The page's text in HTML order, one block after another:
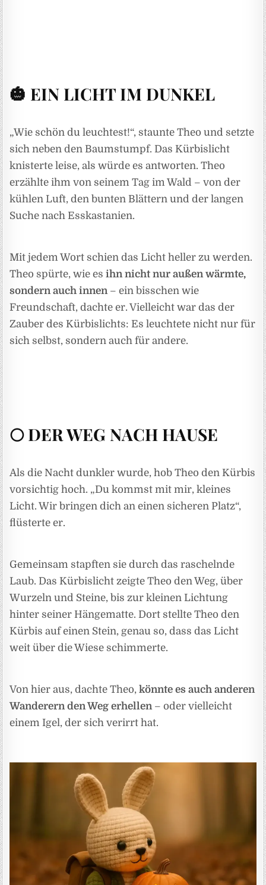
🎃 EIN LICHT IM DUNKEL
„Wie schön du leuchtest!“, staunte Theo und setzte
sich neben den Baumstumpf. Das Kürbislicht
knisterte leise, als würde es antworten. Theo
erzählte ihm von seinem Tag im Wald – von der
kühlen Luft, den bunten Blättern und der langen
Suche nach Esskastanien.
Mit jedem Wort schien das Licht heller zu werden.
Theo spürte, wie esihn nicht nur außen wärmte,
sondern auch innen– ein bisschen wie
Freundschaft, dachte er. Vielleicht war das der
Zauber des Kürbislichts: Es leuchtete nicht nur für
sich selbst, sondern auch für andere.
🌕 DER WEG NACH HAUSE
Als die Nacht dunkler wurde, hob Theo den Kürbis
vorsichtig hoch. „Du kommst mit mir, kleines
Licht. Wir bringen dich an einen sicheren Platz“,
flüsterte er.
Gemeinsam stapften sie durch das raschelnde
Laub. Das Kürbislicht zeigte Theo den Weg, über
Wurzeln und Steine, bis zur kleinen Lichtung
hinter seiner Hängematte. Dort stellte Theo den
Kürbis auf einen Stein, genau so, dass das Licht
weit über die Wiese schimmerte.
Von hier aus, dachte Theo,könnte es auch anderen
Wanderern den Weg erhellen – oder vielleicht
einem Igel, der sich verirrt hat.